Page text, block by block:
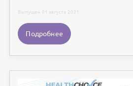
Выпущен 01 августа 2021
Подробнее